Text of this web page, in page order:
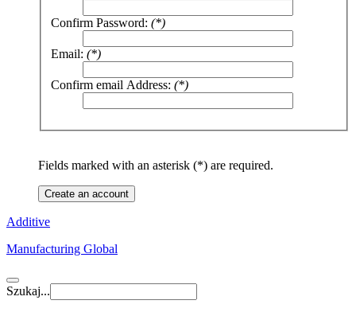
Confirm Password: (*)
Email: (*)
Confirm email Address: (*)
Fields marked with an asterisk (*) are required.
Create an account
Additive
Manufacturing Global
Szukaj...